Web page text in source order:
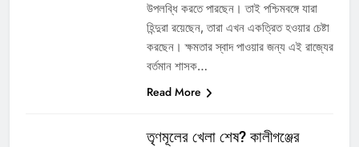
উপলব্ধি করতে পারছেন। তাই পশ্চিমবঙ্গে যারা
হিন্দুরা রয়েছেন, তারা এখন একত্রিত হওয়ার চেষ্টা
করছেন। ক্ষমতার স্বাদ পাওয়ার জন্য এই রাজ্যের
বর্তমান শাসক…
Read More
তৃণমূলের খেলা শেষ? কালীগঞ্জের